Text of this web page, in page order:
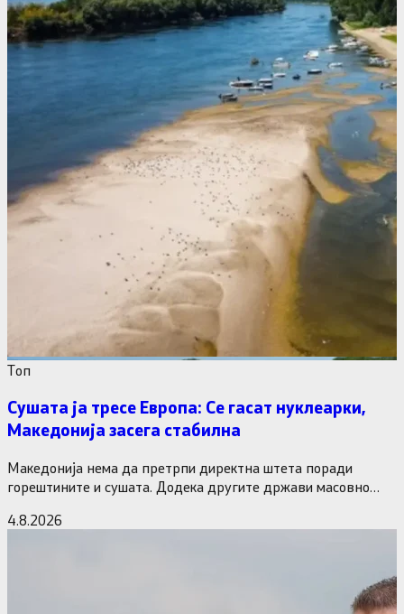
Tоп
Сушата ја тресе Европа: Се гасат нуклеарки,
Македонија засега стабилна
Македонија нема да претрпи директна штета поради
горештините и сушата. Додека другите држави масовно
4.8.2026